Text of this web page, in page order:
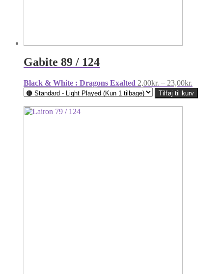
Gabite 89 / 124
Black & White : Dragons Exalted 2,00kr. – 23,00kr.
2,00kr.
til
Tilføj til kurv